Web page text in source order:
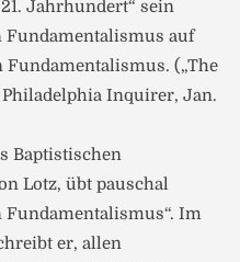
Jahrhundert“ sein
auf
(„The
Philadelphia Inquirer, Jan.
Baptistischen
Lotz, übt pauschal
Im
er, allen